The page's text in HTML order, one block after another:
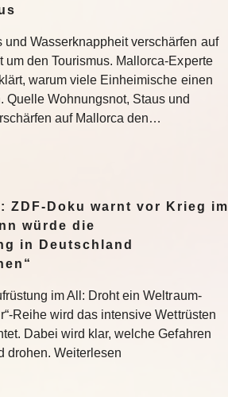
und Wasserknappheit verschärfen auf
um den Tourismus. Mallorca-Experte
warum viele Einheimische einen
Quelle Wohnungsnot, Staus und
auf Mallorca den…
ZDF-Doku warnt vor Krieg im
würde die
in Deutschland
im All: Droht ein Weltraum-
Reihe wird das intensive Wettrüsten
Dabei wird klar, welche Gefahren
drohen. Weiterlesen